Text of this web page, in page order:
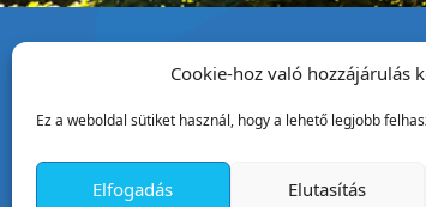
Cookie-hoz való hozzájárulás
Ez a weboldal sütiket használ, hogy a lehető legjobb
Elfogadás Elutasítás
Tata Város
2890 Tata, Kossuth
+36 34 / 587 078